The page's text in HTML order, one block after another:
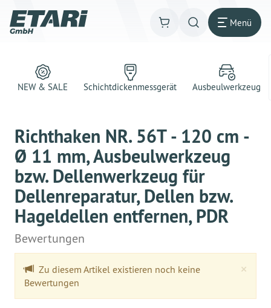
Menü
NEW & SALE Schichtdickenmessgerät Ausbeulwerkzeug
Richthaken NR. 56T - 120 cm -
Ø 11 mm, Ausbeulwerkzeug
bzw. Dellenwerkzeug für
Dellenreparatur, Dellen bzw.
Hageldellen entfernen, PDR
Bewertungen
×
Zu diesem Artikel existieren noch keine
Bewertungen